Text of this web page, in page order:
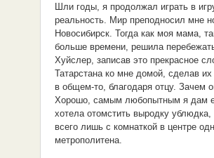
Шли годы, я продолжал играть в
реальность. Мир преподносил мне
Новосибирск. Тогда как моя мама,
больше времени, решила
Хуйслер, записав это прекрасное
Татарстана ко мне домой, сделав
в общем-то, благодаря отцу. Зачем
Хорошо, самым любопытным я дам
хотела отомстить выродку
всего лишь с комнаткой в центре
метрополитена.